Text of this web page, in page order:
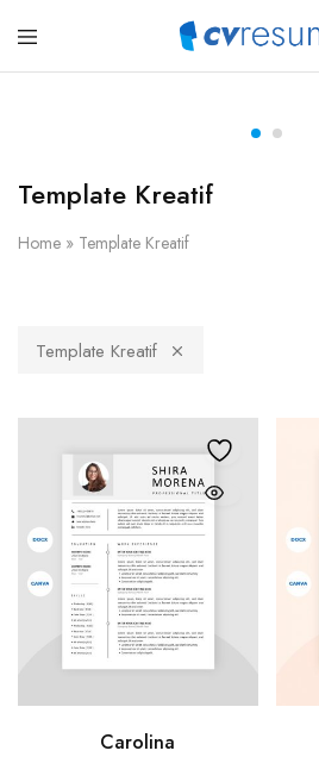
Resume
WordPress
Template Kreatif
Home » Template Kreatif
Template Kreatif
Carolina